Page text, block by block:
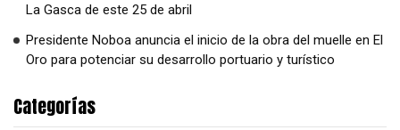
La Gasca de este 25 de abril
Presidente Noboa anuncia el inicio de la obra del muelle en El
Oro para potenciar su desarrollo portuario y turístico
Categorías